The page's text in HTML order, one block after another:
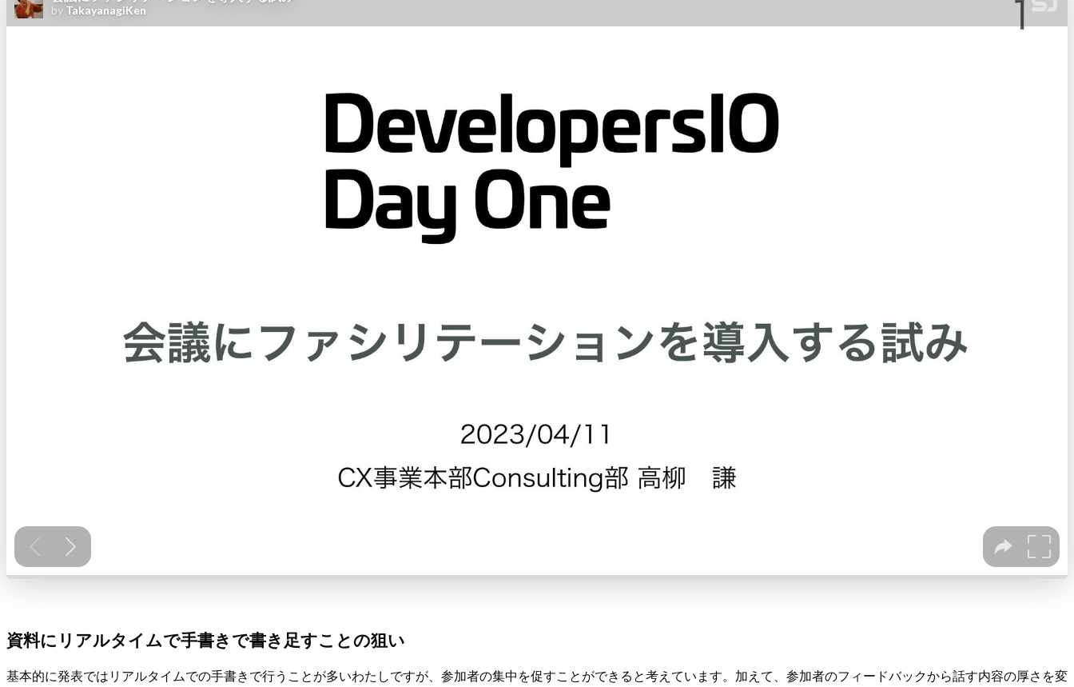
資料にリアルタイムで手書きで書き足すことの狙い
基本的に発表ではリアルタイムでの手書きで行うことが多いわたしですが、参加者の集中を促すことができると考えています。加えて、参加者のフィードバックから話す内容の厚さを変